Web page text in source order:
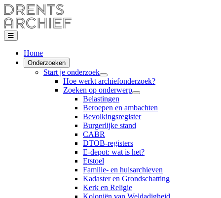
Home
Onderzoeken
Start je onderzoek
Hoe werkt archiefonderzoek?
Zoeken op onderwerp
Belastingen
Beroepen en ambachten
Bevolkingsregister
Burgerlijke stand
CABR
DTOB-registers
E-depot: wat is het?
Etstoel
Familie- en huisarchieven
Kadaster en Grondschatting
Kerk en Religie
Koloniën van Weldadigheid